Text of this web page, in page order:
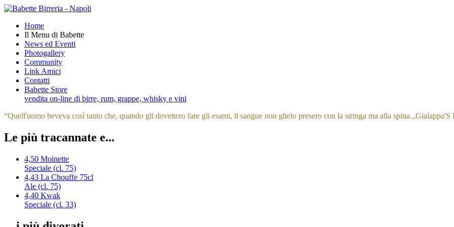
Home
Il Menu di Babette
News ed Eventi
Photogallery
Community
Link Amici
Contatti
Babette Store
vendita on-line di birre, rum, grappe, whisky e vini
“Quell'uomo beveva così tanto che, quando gli dovettero fare gli esami, il sangue non glielo presero con la siringa ma alla spina.„Gialappa'S
Le più tracannate e...
4,50 Moinette
Speciale (cl. 75)
4,43 La Chouffe 75cl
Ale (cl. 75)
4,40 Kwak
Speciale (cl. 33)